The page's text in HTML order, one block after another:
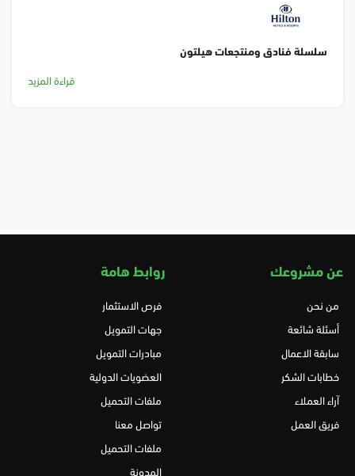
سلسلة فنادق ومنتجعات هيلتون
قراءة المزيد
عن مشروعك
من نحن
أسئلة شائعة
سابقة الاعمال
خطابات الشكر
آراء العملاء
فريق العمل
روابط هامة
فرص الاستثمار
جهات التمويل
مبادرات التمويل
العضويات الدولية
ملفات التحميل
تواصل معنا
ملفات التحميل
المدونة